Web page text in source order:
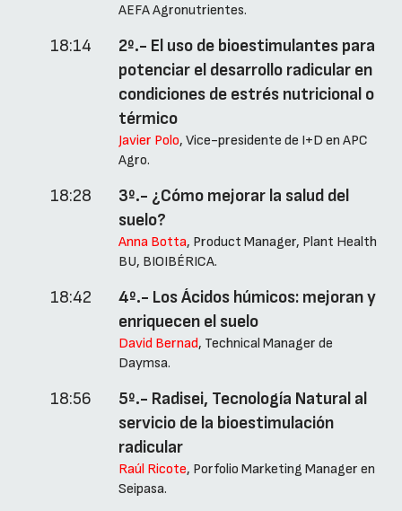
AEFA Agronutrientes.
18:14
2º.- El uso de bioestimulantes para
potenciar el desarrollo radicular en
condiciones de estrés nutricional o
térmico
Javier Polo, Vice-presidente de I+D en APC
Agro.
18:28
3º.- ¿Cómo mejorar la salud del
suelo?
Anna Botta, Product Manager, Plant Health
BU, BIOIBÉRICA.
18:42
4º.- Los Ácidos húmicos: mejoran y
enriquecen el suelo
David Bernad, Technical Manager de
Daymsa.
18:56
5º.- Radisei, Tecnología Natural al
servicio de la bioestimulación
radicular
Raúl Ricote, Porfolio Marketing Manager en
Seipasa.